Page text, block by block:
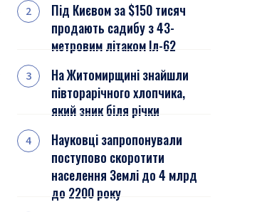
Під Києвом за $150 тисяч
продають садибу з 43-
метровим літаком Іл-62
На Житомирщині знайшли
півторарічного хлопчика,
який зник біля річки
Науковці запропонували
поступово скоротити
населення Землі до 4 млрд
до 2200 року